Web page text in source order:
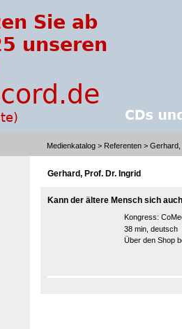
Medienkatalog > Referenten > Gerhard,
Gerhard, Prof. Dr. Ingrid
Kann der ältere Mensch sich
Kongress:
38 min, deutsch
Über den Shop